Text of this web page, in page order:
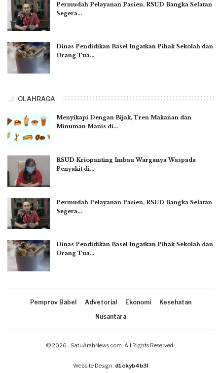
Permudah Pelayanan Pasien, RSUD Bangka Selatan
Segera…
Dinas Pendidikan Basel Ingatkan Pihak Sekolah dan
Orang Tua…
OLAHRAGA
Menyikapi Dengan Bijak, Tren Makanan dan
Minuman Manis di…
RSUD Kriopanting Imbau Warganya Waspada
Penyakit di…
Permudah Pelayanan Pasien, RSUD Bangka Selatan
Segera…
Dinas Pendidikan Basel Ingatkan Pihak Sekolah dan
Orang Tua…
Pemprov Babel Advetorial Ekonomi
Kesehatan
Nusantara
© 2026 - SatuArahNews.com. All Rights Reserved.
Website Design: d1ckyb4b3l